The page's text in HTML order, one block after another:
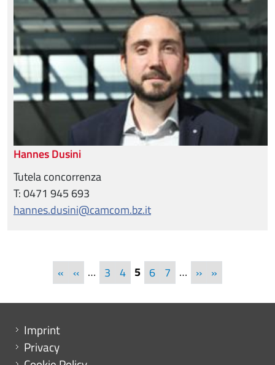
Hannes Dusini
Tutela concorrenza
T: 0471 945 693
hannes.dusini@camcom.bz.it
Pagination
« First page
‹‹Previous page
… 3 4 5 6 7 … ››Next page
»
Menu footer
Imprint
Privacy